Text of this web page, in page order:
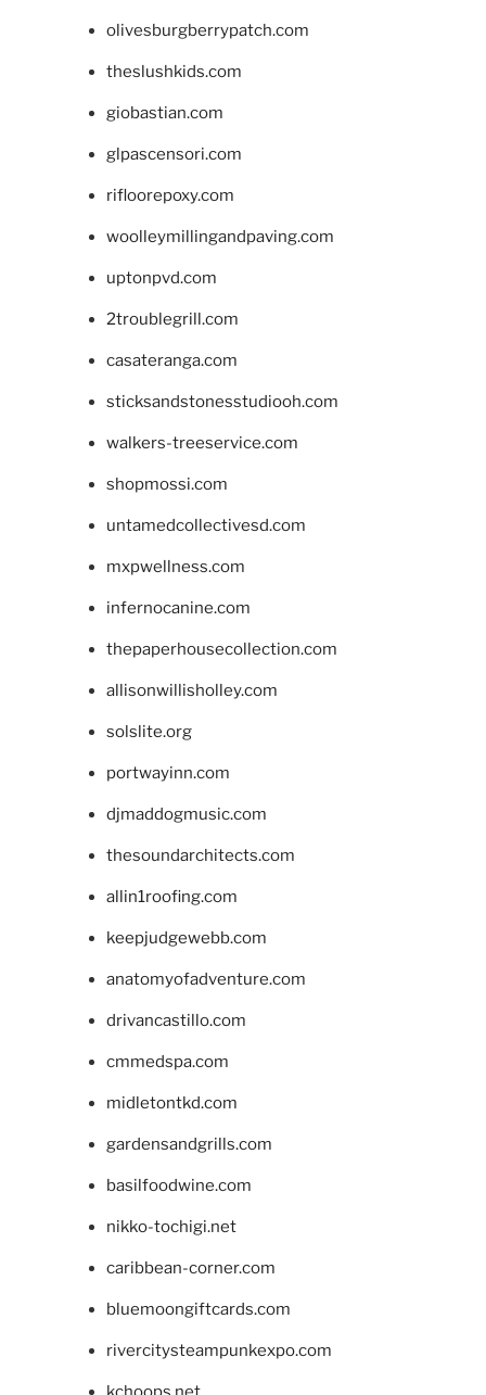
olivesburgberrypatch.com
theslushkids.com
giobastian.com
glpascensori.com
rifloorepoxy.com
woolleymillingandpaving.com
uptonpvd.com
2troublegrill.com
casateranga.com
sticksandstonesstudiooh.com
walkers-treeservice.com
shopmossi.com
untamedcollectivesd.com
mxpwellness.com
infernocanine.com
thepaperhousecollection.com
allisonwillisholley.com
solslite.org
portwayinn.com
djmaddogmusic.com
thesoundarchitects.com
allin1roofing.com
keepjudgewebb.com
anatomyofadventure.com
drivancastillo.com
cmmedspa.com
midletontkd.com
gardensandgrills.com
basilfoodwine.com
nikko-tochigi.net
caribbean-corner.com
bluemoongiftcards.com
rivercitysteampunkexpo.com